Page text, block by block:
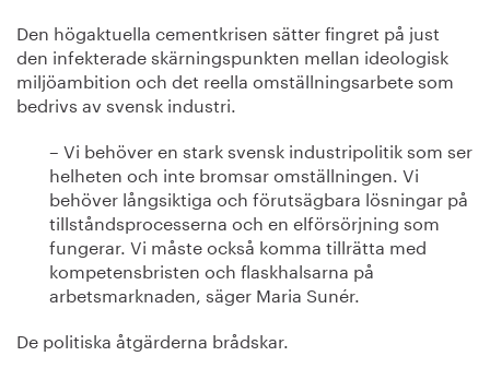
Den högaktuella cementkrisen sätter fingret på just
den infekterade skärningspunkten mellan ideologisk
miljöambition och det reella omställningsarbete som
bedrivs av svensk industri.
– Vi behöver en stark svensk industripolitik som ser
helheten och inte bromsar omställningen. Vi
behöver långsiktiga och förutsägbara lösningar på
tillståndsprocesserna och en elförsörjning som
fungerar. Vi måste också komma tillrätta med
kompetensbristen och flaskhalsarna på
arbetsmarknaden, säger Maria Sunér.
De politiska åtgärderna brådskar.